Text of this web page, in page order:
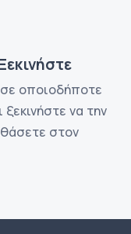
οποιοδήποτε
να την
στον